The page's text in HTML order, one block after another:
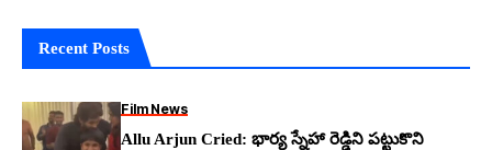
Recent Posts
Film News
Allu Arjun Cried: భార్య స్నేహా రెడ్డిని ప‌ట్టుకొని